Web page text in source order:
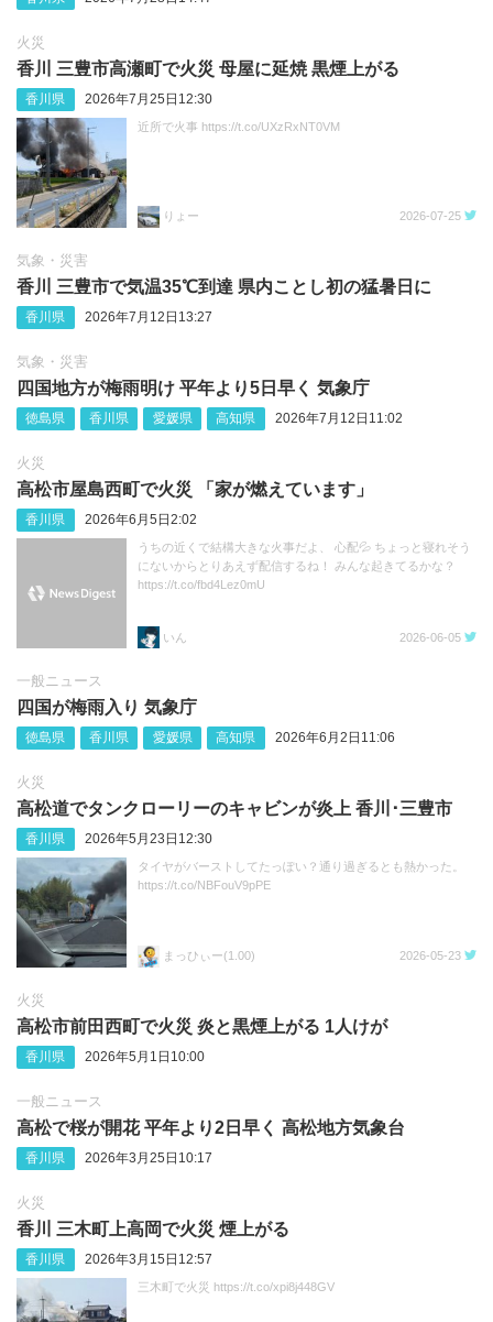
火災
香川 三豊市高瀬町で火災 母屋に延焼 黒煙上がる
香川県 2026年7月25日12:30
近所で火事 https://t.co/UXzRxNT0VM
りょー 2026-07-25
気象・災害
香川 三豊市で気温35℃到達 県内ことし初の猛暑日に
香川県 2026年7月12日13:27
気象・災害
四国地方が梅雨明け 平年より5日早く 気象庁
徳島県 香川県 愛媛県 高知県 2026年7月12日11:02
火災
高松市屋島西町で火災 「家が燃えています」
香川県 2026年6月5日2:02
うちの近くで結構大きな火事だよ、 心配💦 ちょっと寝れそう
にないからとりあえず配信するね！ みんな起きてるかな？
https://t.co/fbd4Lez0mU
いん 2026-06-05
一般ニュース
四国が梅雨入り 気象庁
徳島県 香川県 愛媛県 高知県 2026年6月2日11:06
火災
高松道でタンクローリーのキャビンが炎上 香川･三豊市
香川県 2026年5月23日12:30
タイヤがバーストしてたっぽい？通り過ぎるとも熱かった。
https://t.co/NBFouV9pPE
まっひぃー(1.00) 2026-05-23
火災
高松市前田西町で火災 炎と黒煙上がる 1人けが
香川県 2026年5月1日10:00
一般ニュース
高松で桜が開花 平年より2日早く 高松地方気象台
香川県 2026年3月25日10:17
火災
香川 三木町上高岡で火災 煙上がる
香川県 2026年3月15日12:57
三木町で火災 https://t.co/xpi8j448GV